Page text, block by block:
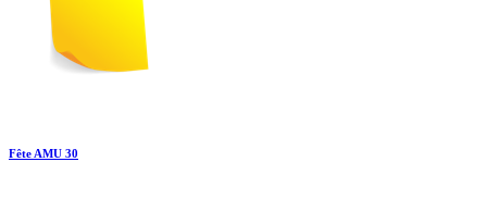
Fête AMU 30